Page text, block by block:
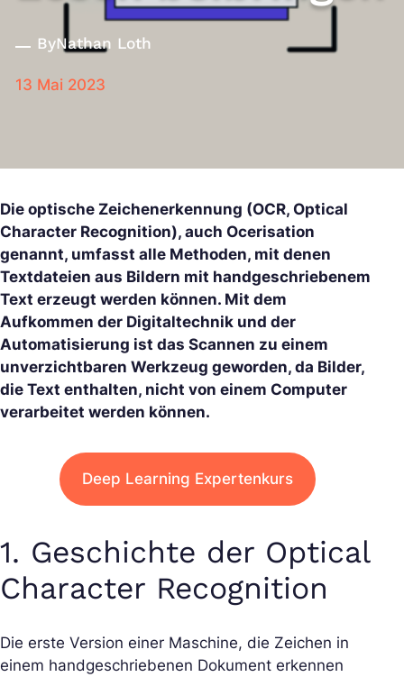
ByNathan Loth
13 Mai 2023
Die optische Zeichenerkennung (OCR, Optical
Character Recognition), auch Ocerisation
genannt, umfasst alle Methoden, mit denen
Textdateien aus Bildern mit handgeschriebenem
Text erzeugt werden können. Mit dem
Aufkommen der Digitaltechnik und der
Automatisierung ist das Scannen zu einem
unverzichtbaren Werkzeug geworden, da Bilder,
die Text enthalten, nicht von einem Computer
verarbeitet werden können.
Deep Learning Expertenkurs
1. Geschichte der Optical
Character Recognition
Die erste Version einer Maschine, die Zeichen in
einem handgeschriebenen Dokument erkennen